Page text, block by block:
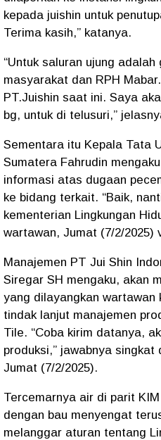
kepada juishin untuk
Terima kasih,” katanya.
“Untuk saluran ujung
masyarakat dan RPH
PT.Juishin saat ini. Saya
bg, untuk di telusuri,”
Sementara itu Kepala Tata
Sumatera Fahrudin
informasi atas dugaan
ke bidang terkait. “Baik,
kementerian Lingkungan
wartawan, Jumat (7/2/2025)
Manajemen PT Jui Shin
Siregar SH mengaku, akan
yang dilayangkan wartawan
tindak lanjut manajemen
Tile. “Coba kirim datanya,
produksi,” jawabnya singkat
Jumat (7/2/2025).
Tercemarnya air di parit
dengan bau menyengat
melanggar aturan tentang